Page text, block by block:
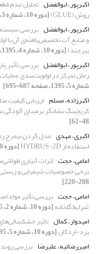
اکبرپور، ابوالفضل تحلیل عدم
روش (GLUE)
[دوره 10، شماره 3، 1395، صفحه 284-293]
اکبرپور، ابوالفضل بررسی
و منابع آب تخصیص‌یافته‌ی آن با
بیرجند)[دوره 10، شماره 4، 1395، صفحه 433-443]
اکبرپور، ابوالفضل بررسی تأثیر
زمان تمرکز در اولویت‌‌بندی
شماره 5، 1395، صفحه 687-695]
اکبرزاده، مسلم ارزیابی کیفیت
کریجینگ نشانگر برمبنای آلودگی
48-62]
اکبری، مهدی مدل کردن نیمرخ
استفاده از HYDRUS-2D
[دوره 10، شماره 2، 1395، صفحه 136-144]
امامی، حجت اثرات آبیاری
برخی خصوصیات شیمیایی و
208-220]
امامی، حجت بررسی تأثیر مواد
شرایط گلخانه[دوره 10، شماره 2، 1395، صفحه 252-261]
امیدوار، کمال تاثیر
یزد-اردکان[دوره 10، شماره 5، 1395، صفحه 622-635]
امیررضائیه، علیرضا بررسی